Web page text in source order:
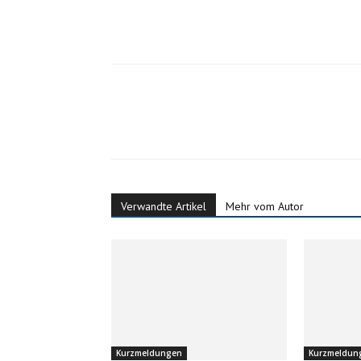
Verwandte Artikel Mehr vom Autor
Kurzmeldungen